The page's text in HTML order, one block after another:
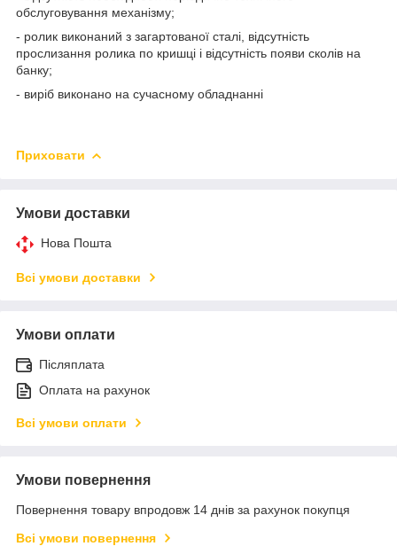
обслуговування механізму;
- ролик виконаний з загартованої сталі, відсутність
прослизання ролика по кришці і відсутність появи сколів на
банку;
- виріб виконано на сучасному обладнанні
Приховати
Умови доставки
Нова Пошта
Всі умови доставки
Умови оплати
Післяплата
Оплата на рахунок
Всі умови оплати
Умови повернення
Повернення товару впродовж 14 днів за рахунок покупця
Всі умови повернення